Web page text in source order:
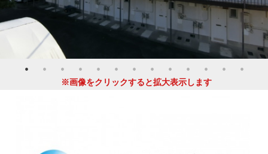
※画像をクリックすると拡大表示します